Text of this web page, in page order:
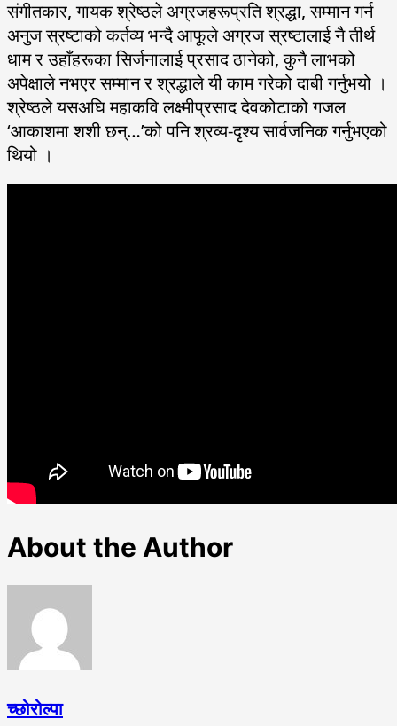
संगीतकार, गायक श्रेष्ठले अग्रजहरूप्रति श्रद्धा, सम्मान गर्न
अनुज स्रष्टाको कर्तव्य भन्दै आफूले अग्रज स्रष्टालाई नै तीर्थ
धाम र उहाँहरूका सिर्जनालाई प्रसाद ठानेको, कुनै लाभको
अपेक्षाले नभएर सम्मान र श्रद्धाले यी काम गरेको दाबी गर्नुभयो ।
श्रेष्ठले यसअघि महाकवि लक्ष्मीप्रसाद देवकोटाको गजल
‘आकाशमा शशी छन्…’को पनि श्रव्य-दृश्य सार्वजनिक गर्नुभएको
थियो ।
About the Author
च्छोरोल्पा